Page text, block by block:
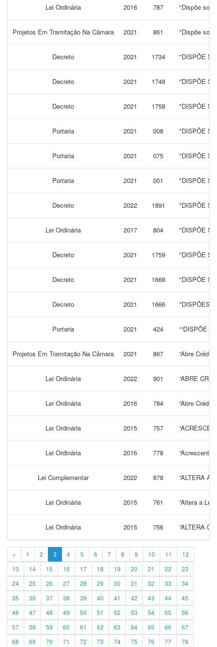
Lei Ordinária 2016 787 "Dispõe
Projetos Em Tramitação Na Câmara 2021 861 "Dispõe
Decreto 2021 1734 "DISPÕE
Decreto 2021 1748 "DISPÕE
Decreto 2021 1758 "DISPÕE
Portaria 2021 008 "DISPÕE
Portaria 2021 075 "DISPÕE
Portaria 2021 001 "DISPÕE
Decreto 2022 1891 "DISPÕE
Lei Ordinária 2017 804 "DISPÕE
Decreto 2021 1759 "DISPÕE
Decreto 2021 1668 "DISPÕE
Decreto 2021 1666 "DISPÕES
Portaria 2021 424 ““DISPÕE
Projetos Em Tramitação Na Câmara 2021 867 “Abre
Lei Ordinária 2022 901 “ABRE
Lei Ordinária 2016 784 “Abre
Lei Ordinária 2015 757 “ACRESCE
Lei Ordinária 2016 778 “Acrescenta
Lei Complementar 2022 878 “ALTERA A
Lei Ordinária 2015 761 “Altera a Lei
Lei Ordinária 2015 756 “ALTERA O
« 1 2 3 4 5 6 7 8 9 10 11
12
13
14 15 16 17 18 19 20 21 22
23
24
25 26 27 28 29 30 31 32 33
34
35
36 37 38 39 40 41 42 43 44
45
46
47 48 49 50 51 52 53 54 55
56
57
58 59 60 61 62 63 64 65 66
67
68
69 70 71 72 73 74 75 76 77 78